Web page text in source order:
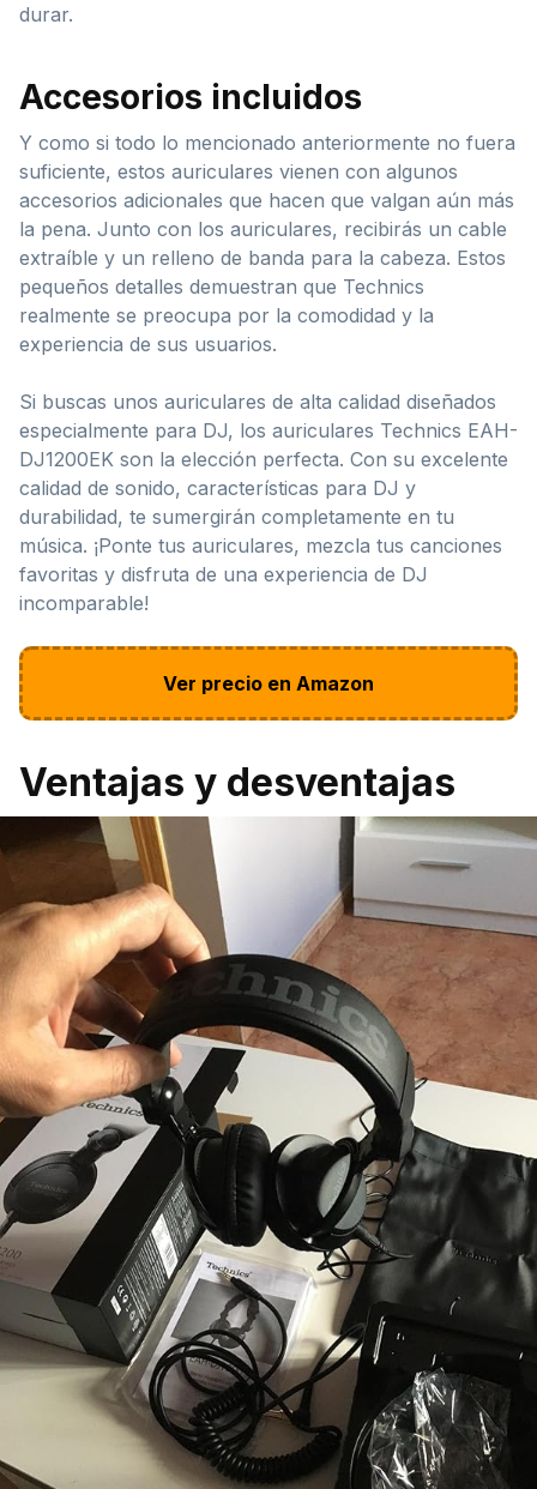
durar.
Accesorios incluidos
Y como si todo lo mencionado anteriormente no fuera
suficiente, estos auriculares vienen con algunos
accesorios adicionales que hacen que valgan aún más
la pena. Junto con los auriculares, recibirás un cable
extraíble y un relleno de banda para la cabeza. Estos
pequeños detalles demuestran que Technics
realmente se preocupa por la comodidad y la
experiencia de sus usuarios.
Si buscas unos auriculares de alta calidad diseñados
especialmente para DJ, los auriculares Technics EAH-
DJ1200EK son la elección perfecta. Con su excelente
calidad de sonido, características para DJ y
durabilidad, te sumergirán completamente en tu
música. ¡Ponte tus auriculares, mezcla tus canciones
favoritas y disfruta de una experiencia de DJ
incomparable!
Ver precio en Amazon
Ventajas y desventajas